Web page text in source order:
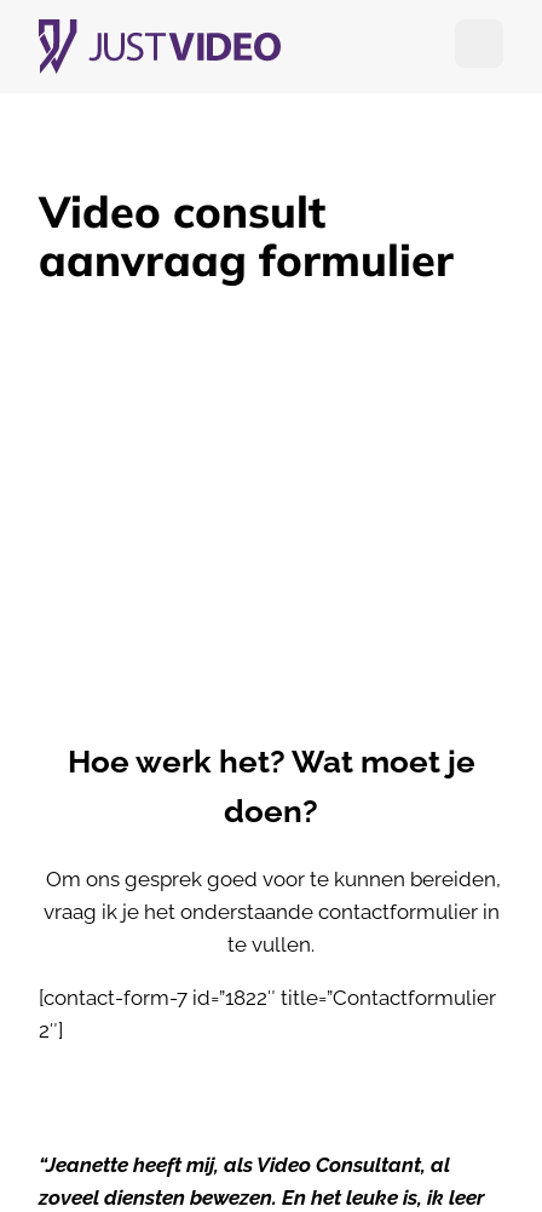
Video consult
aanvraag formulier
Hoe werk het? Wat moet je
doen?
Om ons gesprek goed voor te kunnen bereiden,
vraag ik je het onderstaande contactformulier in
te vullen.
[contact-form-7 id=”1822″ title=”Contactformulier
2″]
“Jeanette heeft mij, als Video Consultant, al
zoveel diensten bewezen. En het leuke is, ik leer